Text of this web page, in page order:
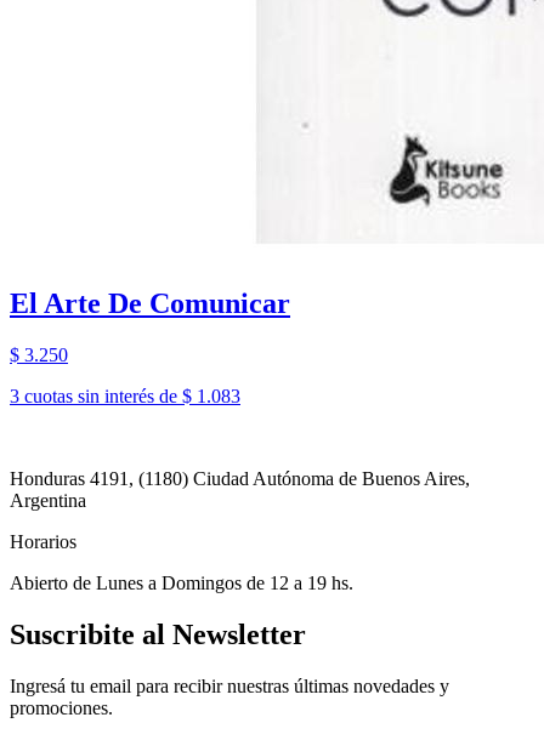
El Arte De Comunicar
$ 3.250
3 cuotas sin interés de $ 1.083
Honduras 4191, (1180) Ciudad Autónoma de Buenos Aires,
Argentina
Horarios
Abierto de Lunes a Domingos de 12 a 19 hs.
Suscribite al Newsletter
Ingresá tu email para recibir nuestras últimas novedades y
promociones.